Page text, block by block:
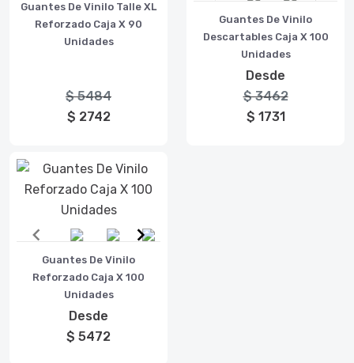
Guantes De Vinilo Talle XL
Reforzado Caja X 90
Unidades
$ 5484
$ 2742
Guantes De Vinilo
Descartables Caja X 100
Unidades
Desde
$ 3462
$ 1731
Guantes De Vinilo
Reforzado Caja X 100
Unidades
Desde
$ 5472